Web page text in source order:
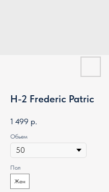
H-2 Frederic Patric
1 499 р.
Обьем
Пол
Жен